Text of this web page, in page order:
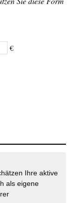
€
Ihre aktive
als eigene